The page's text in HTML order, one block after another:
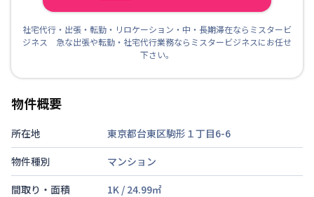
社宅代行・出張・転勤・リロケーション・中・長期滞在ならミスタービ
ジネス 急な出張や転勤・社宅代行業務ならミスタービジネスにお任せ
下さい。
物件概要
所在地
東京都台東区駒形１丁目6-6
物件種別
マンション
間取り・面積
1K / 24.99㎡